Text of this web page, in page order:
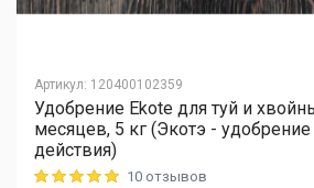
Артикул: 120400102359
Удобрение Ekote для туй и
месяцев, 5 кг (Экотэ -
действия)
Rating: 5 out of 510 отзывов